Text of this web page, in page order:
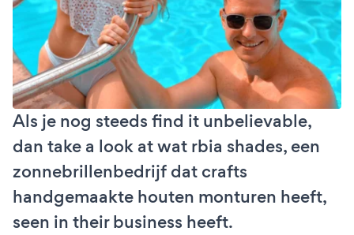
Als je nog steeds find it unbelievable,
dan take a look at wat rbia shades, een
zonnebrillenbedrijf dat crafts
handgemaakte houten monturen heeft,
seen in their business heeft.